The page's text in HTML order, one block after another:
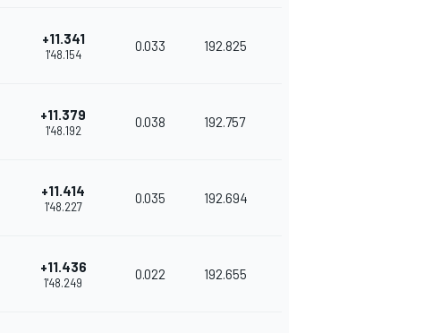
+11.341
1'48.154
0.033 192.825
+11.379
1'48.192
0.038 192.757
+11.414
1'48.227
0.035 192.694
+11.436
1'48.249
0.022 192.655